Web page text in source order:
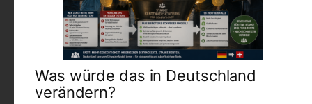
Was würde das in Deutschland
verändern?